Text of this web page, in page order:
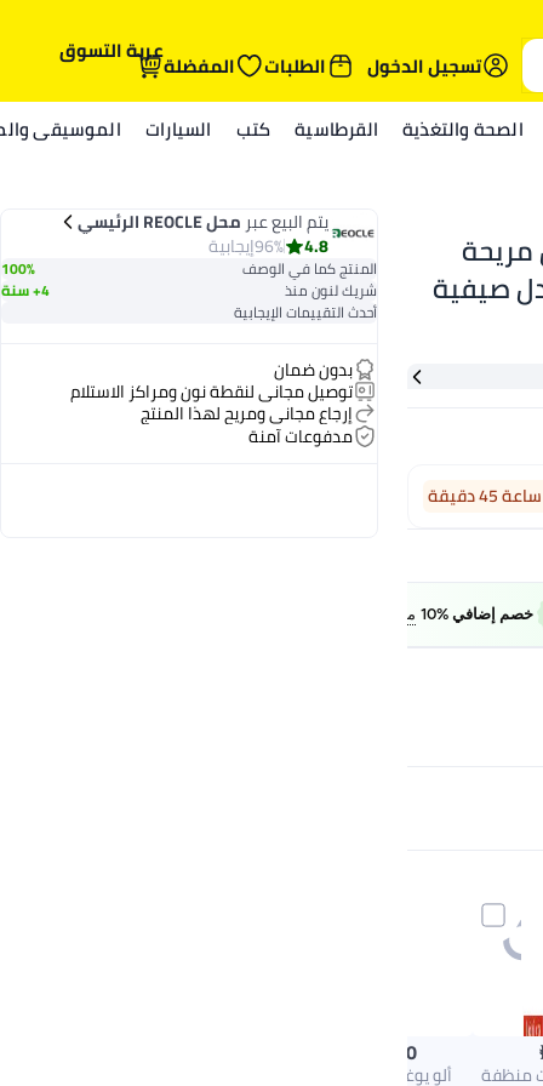
تسجيل الدخول
الطلبات المفضلةعربة التسوق
الصحة والتغذية القرطاسية كتب السيارات الموسيقى
صيفية
خصم إضافي %10 معرفة المزيد
منظفة
79.00
ألو يوغا كاب بيسبول
يتم البيع عبر محل REOCLE الرئيسي
4.8
96%إيجابية
المنتج كما في الوصف 100%
شريك لنون منذ 4+ سنة
أحدث التقييمات الإيجابية
بدون ضمان
توصيل مجاني لنقطة نون ومراكز الاستلام
إرجاع مجاني ومريح لهذا المنتج
مدفوعات آمنة